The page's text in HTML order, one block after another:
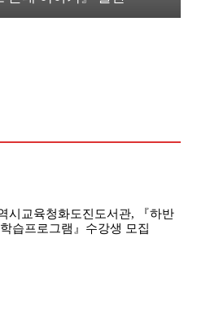
시교육청화도진도서관, 『하반
습프로그램』수강생 모집